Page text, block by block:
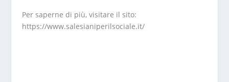
Per saperne di più, visitare il sito:
https://www.salesianiperilsociale.it/